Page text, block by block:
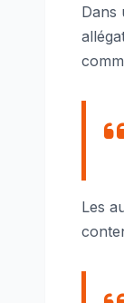
Dans
Les